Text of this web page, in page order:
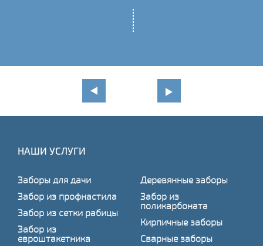
НАШИ УСЛУГИ
Заборы для дачи
Забор из профнастила
Забор из сетки рабицы
Забор из
евроштакетника
Деревянные заборы
Забор из
поликарбоната
Кирпичные заборы
Сварные заборы